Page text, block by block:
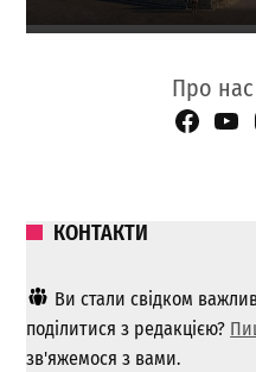
Про нас
КОНТАКТИ
Ви стали свідком
поділитися з редакцією?
зв'яжемося з вами.